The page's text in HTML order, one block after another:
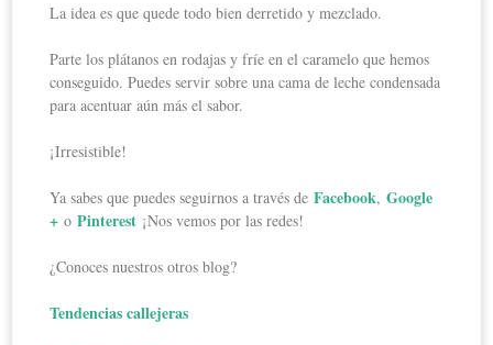
La idea es que quede todo bien derretido y mezclado.
Parte los plátanos en rodajas y fríe en el caramelo que hemos
conseguido. Puedes servir sobre una cama de leche condensada
para acentuar aún más el sabor.
¡Irresistible!
Ya sabes que puedes seguirnos a través deFacebook,Google
+ oPinterest ¡Nos vemos por las redes!
¿Conoces nuestros otros blog?
Tendencias callejeras